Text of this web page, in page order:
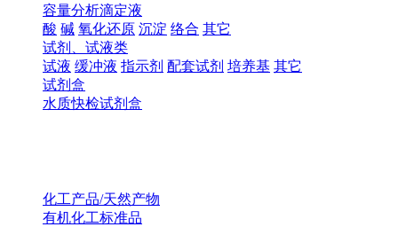
容量分析滴定液
酸 碱 氧化还原 沉淀 络合 其它
试剂、试液类
试液 缓冲液 指示剂 配套试剂 培养基 其它
试剂盒
水质快检试剂盒
化工产品/天然产物
有机化工标准品